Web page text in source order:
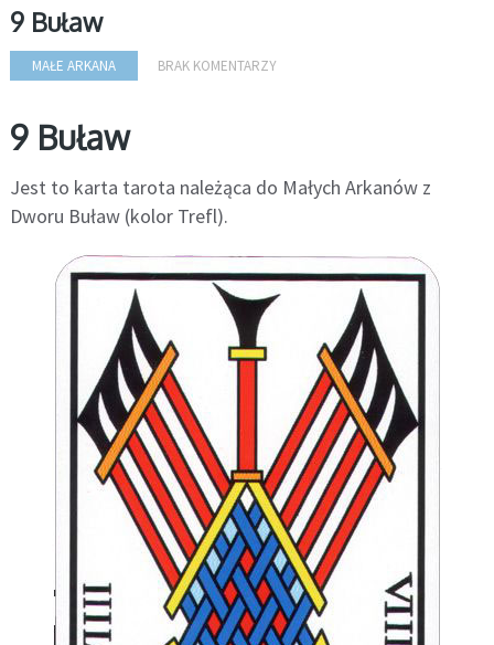
9 Buław
MAŁE ARKANA BRAK KOMENTARZY
9 Buław
Jest to karta tarota należąca do Małych Arkanów z
Dworu Buław (kolor Trefl).